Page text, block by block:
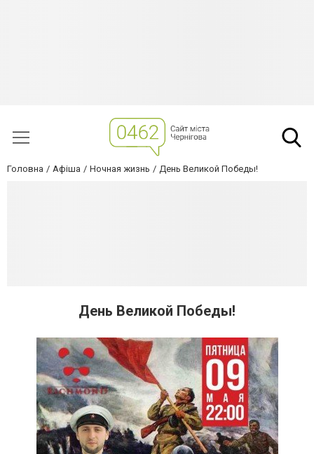
Головна Афіша Ночная жизнь День Великой Победы!
День Великой Победы!